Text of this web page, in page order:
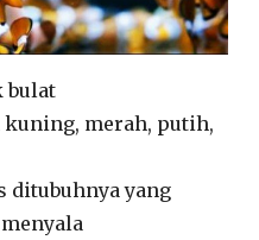
bulat
kuning, merah, putih,
yang